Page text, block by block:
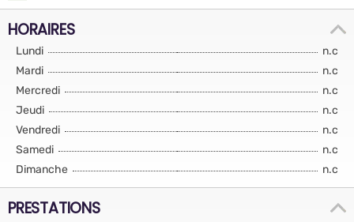
HORAIRES
Lundi
n.c
Mardi
n.c
Mercredi
n.c
Jeudi
n.c
Vendredi
n.c
Samedi
n.c
Dimanche
n.c
PRESTATIONS